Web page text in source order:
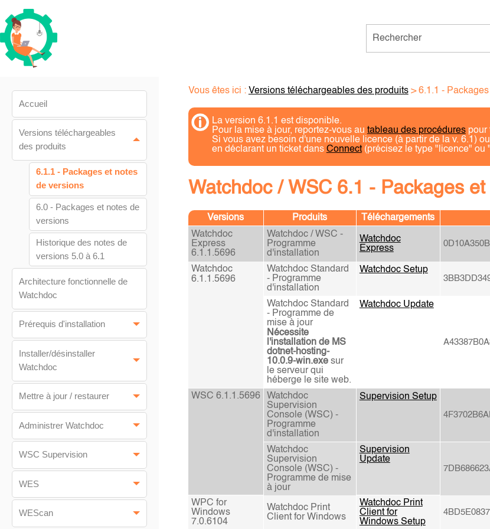
Accueil
Versions téléchargeables
des produits
6.1.1 - Packages et notes
de versions
6.0 - Packages et notes de
versions
Historique des notes de
versions 5.0 à 6.1
Architecture fonctionnelle de
Watchdoc
Prérequis d'installation
Installer/désinstaller
Watchdoc
Mettre à jour / restaurer
Administrer Watchdoc
WSC Supervision
WES
WEScan
Vous êtes ici : Versions téléchargeables des produits>6.1.1 -
La version 6.1.1 est disponible.
Pour la mise à jour, reportez-vous au tableau des procédurespour
Si vous avez besoin d'une nouvelle licence (à partir de la v. 6.1)
en déclarant un ticket dans Connect(précisez le type "licence" ou
Watchdoc / WSC 6.1 - Packages
Versions Produits Téléchargements
Watchdoc
Express
6.1.1.5696
Watchdoc / WSC -
Programme
d'installation
Watchdoc
Express
Watchdoc
6.1.1.5696
Watchdoc Standard
- Programme
d'installation
Watchdoc Setup
Watchdoc Standard
- Programme de
mise à jour
Nécessite
l'installation de MS
dotnet-hosting-
10.0.9-win.exesur
le serveur qui
héberge le site web.
Watchdoc Update
WSC 6.1.1.5696
Watchdoc
Supervision
Console (WSC) -
Programme
d'installation
Supervision Setup
Watchdoc
Supervision
Console (WSC) -
Programme de mise
à jour
Supervision
Update
WPC for
Windows
7.0.6104
Watchdoc Print
Client for Windows
Watchdoc Print
Client for
Windows Setup